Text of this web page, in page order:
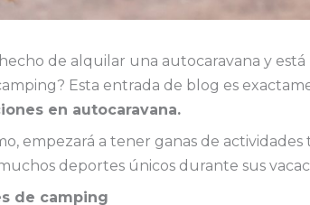
de alquilar una autocaravana y
Esta entrada de blog es
en autocaravana.
empezará a tener ganas de
deportes únicos durante sus
de camping